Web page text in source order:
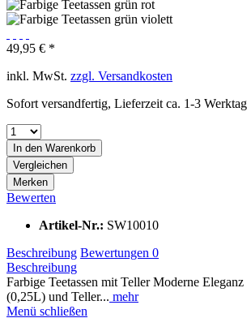
49,95 € *
inkl. MwSt. zzgl. Versandkosten
Sofort versandfertig, Lieferzeit ca. 1-3
In den Warenkorb
Vergleichen
Merken
Bewerten
Artikel-Nr.: SW10010
Beschreibung Bewertungen 0
Beschreibung
Farbige Teetassen mit Teller Moderne Eleganz
(0,25L) und Teller... mehr
Menü schließen